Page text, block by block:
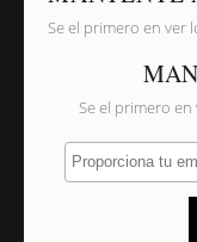
Se el primero en ver
Se el primero en
Proporciona tu